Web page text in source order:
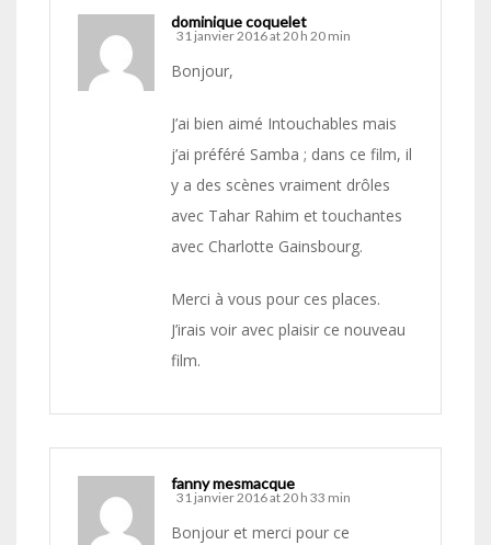
dominique coquelet
31 janvier 2016 at 20 h 20 min
Bonjour,
J’ai bien aimé Intouchables mais
j’ai préféré Samba ; dans ce film, il
y a des scènes vraiment drôles
avec Tahar Rahim et touchantes
avec Charlotte Gainsbourg.
Merci à vous pour ces places.
J’irais voir avec plaisir ce nouveau
film.
fanny mesmacque
31 janvier 2016 at 20 h 33 min
Bonjour et merci pour ce